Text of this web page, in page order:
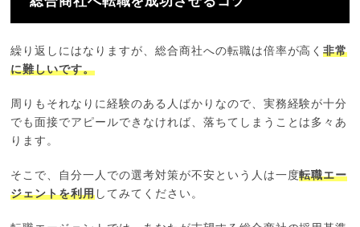
繰り返しにはなりますが、総合商社への転職は倍率が高く非常
に難しいです。
周りもそれなりに経験のある人ばかりなので、実務経験が十分
でも面接でアピールできなければ、落ちてしまうことは多々あ
ります。
そこで、自分一人での選考対策が不安という人は一度転職エー
ジェントを利用 してみてください。